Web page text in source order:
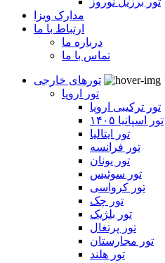
مدارک ویزا
ارتباط با ما
درباره ما
تماس با ما
تورهای خارجی
تور اروپا
تور ترکیبی اروپا
تور اسپانیا ۱۴۰۵
تور ایتالیا
تور فرانسه
تور یونان
تور سوئیس
تور کرواسی
تور چک
تور بلژیک
تور پرتغال
تور مجارستان
تور هلند